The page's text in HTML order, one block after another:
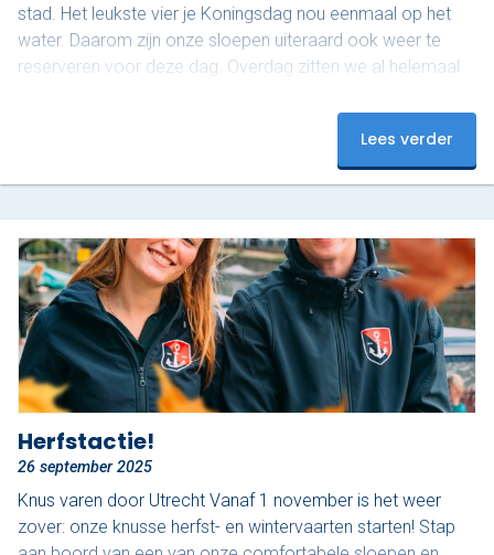
stad. Het leukste vier je Koningsdag nou eenmaal op het
water. Daarom zijn onze sloepen uiteraard ook weer te
reserveren voor deze dag. Overdag zitten we al helemaal
plekjes vrij! Op dit moment hebben we nog 3 sloepen
beschikbaar van 18:00 tot 20:00. Onze luxe sloepen zijn
Lees verder
Herfstactie!
26 september 2025
Knus varen door Utrecht Vanaf 1 november is het weer
zover: onze knusse herfst- en wintervaarten starten! Stap